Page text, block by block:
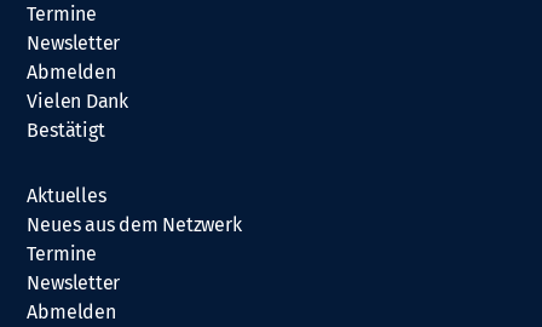
Termine
Newsletter
Abmelden
Vielen Dank
Bestätigt
Aktuelles
Neues aus dem Netzwerk
Termine
Newsletter
Abmelden